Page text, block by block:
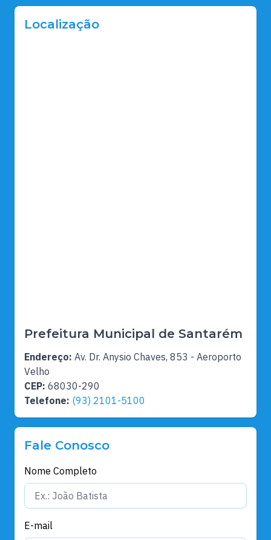
Localização
Prefeitura Municipal de Santarém
Endereço: Av. Dr. Anysio Chaves, 853 - Aeroporto
Velho
CEP: 68030-290
Telefone: (93) 2101-5100
Fale Conosco
Nome Completo
E-mail